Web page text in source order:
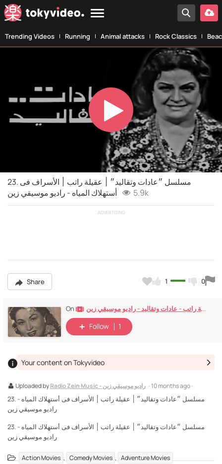
Trending Videos Running Animal attacks Rock Classics
Play
Video
23. مسلسل ״عادات وتقاليد״ ׀ عقيلة راتب ׀ الأسراف فى
أستهلاك المياه - راديو موسيقي زين
5.9k
ADVERTISING
Share 1 0
On عقيلة راتب - عادات وتقاليد - راديو موسيقي زين
Follow 1
Uploaded by Radio Zein Music - راديو موسيقي زين · 10 months ago ·
Your content on Tokyvideo
23. مسلسل ״عادات وتقاليد״ ׀ عقيلة راتب ׀ الأسراف فى أستهلاك المياه -
راديو موسيقي زين
23. مسلسل ״عادات وتقاليد״ ׀ عقيلة راتب ׀ الأسراف فى أستهلاك المياه -
راديو موسيقي زين
Action Movies , Comedy Movies , Adventure Movies